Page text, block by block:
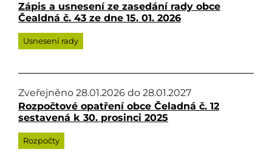
Zápis a usnesení ze zasedání rady obce
Čealdná č. 43 ze dne 15. 01. 2026
Usnesení rady
Zveřejněno 28.01.2026 do 28.01.2027
Rozpočtové opatření obce Čeladná č. 12
sestavená k 30. prosinci 2025
Rozpočty